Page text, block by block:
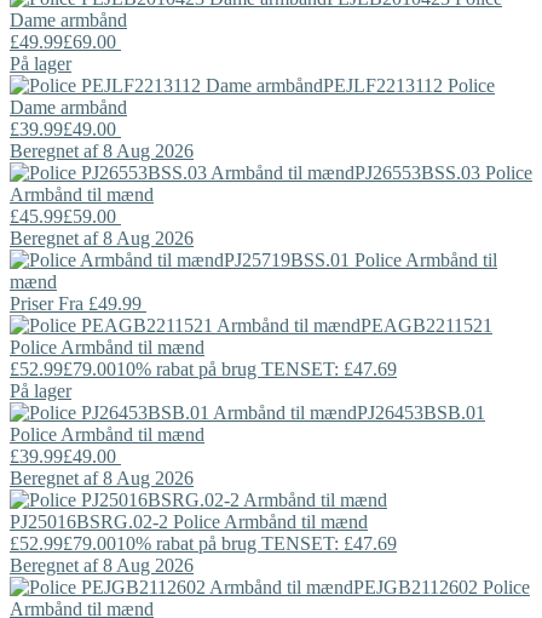
Dame armbånd
£49.99£69.00
På lager
PEJLF2213112 Police
Dame armbånd
£39.99£49.00
Beregnet af 8 Aug 2026
PJ26553BSS.03 Police
Armbånd til mænd
£45.99£59.00
Beregnet af 8 Aug 2026
PJ25719BSS.01 Police Armbånd til
mænd
Priser Fra £49.99
PEAGB2211521
Police Armbånd til mænd
£52.99£79.0010% rabat på brug TENSET: £47.69
På lager
PJ26453BSB.01
Police Armbånd til mænd
£39.99£49.00
Beregnet af 8 Aug 2026
PJ25016BSRG.02-2 Police Armbånd til mænd
£52.99£79.0010% rabat på brug TENSET: £47.69
Beregnet af 8 Aug 2026
PEJGB2112602 Police
Armbånd til mænd